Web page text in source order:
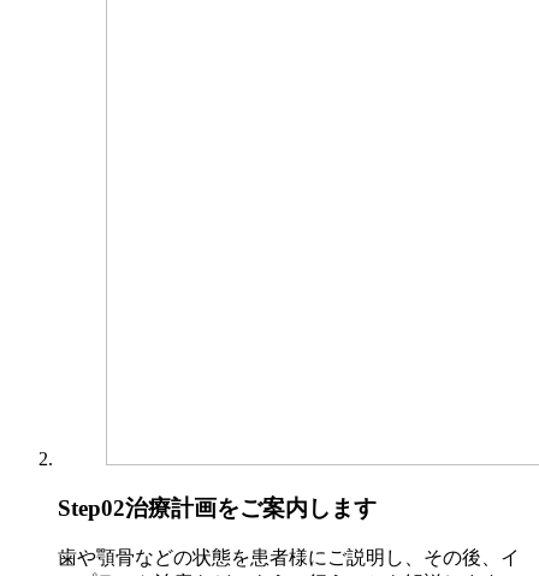
Step02治療計画をご案内します
歯や顎骨などの状態を患者様にご説明し、その後、イ